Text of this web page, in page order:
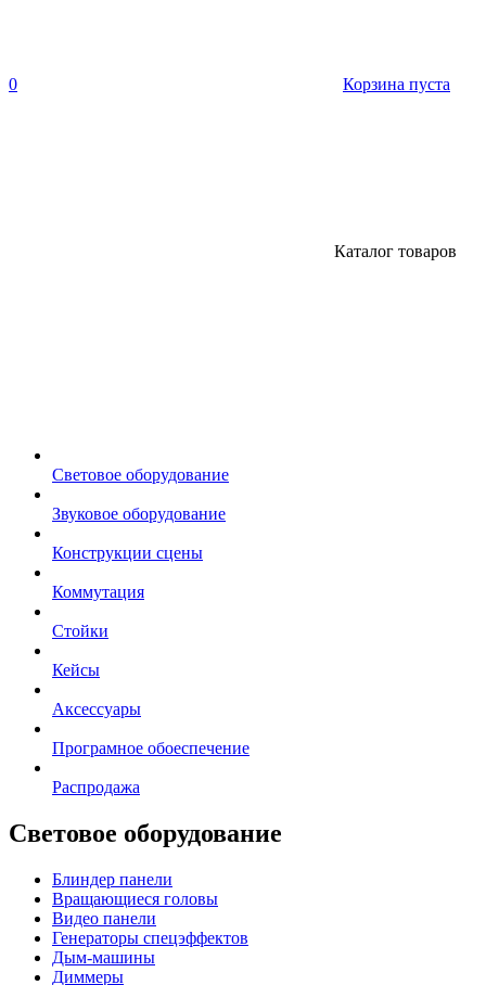
0 Корзина пуста
Каталог товаров
Световое оборудование
Звуковое оборудование
Конструкции сцены
Коммутация
Стойки
Кейсы
Аксессуары
Програмное обоеспечение
Распродажа
Световое оборудование
Блиндер панели
Вращающиеся головы
Видео панели
Генераторы спецэффектов
Дым-машины
Диммеры